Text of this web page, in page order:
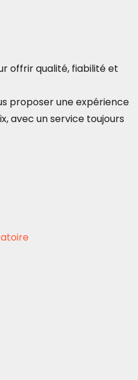
offrir qualité, fiabilité et
proposer une expérience
avec un service toujours